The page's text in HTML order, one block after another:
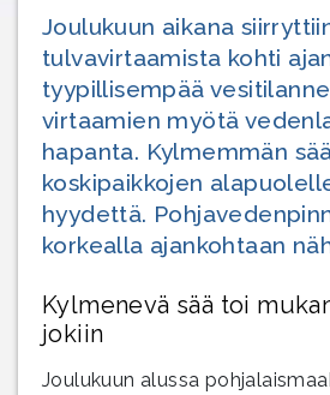
Joulukuun aikana
tulvavirtaamista kohti
tyypillisempää
virtaamien myötä
hapanta. Kylmemmän
koskipaikkojen
hyydettä.
korkealla ajankohtaan
Kylmenevä sää toi
jokiin
Joulukuun alussa